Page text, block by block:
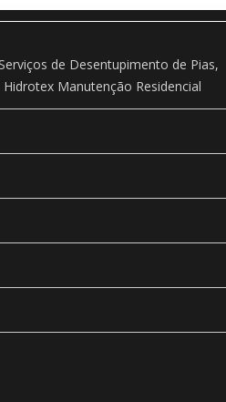
de Desentupimento de Pias,
Manutenção Residencial